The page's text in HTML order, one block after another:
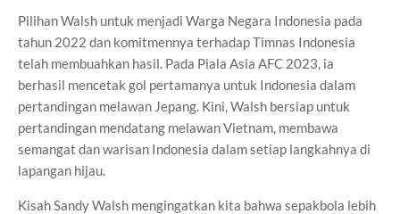
Pilihan Walsh untuk menjadi Warga Negara Indonesia pada
tahun 2022 dan komitmennya terhadap Timnas Indonesia
telah membuahkan hasil. Pada Piala Asia AFC 2023, ia
berhasil mencetak gol pertamanya untuk Indonesia dalam
pertandingan melawan Jepang. Kini, Walsh bersiap untuk
pertandingan mendatang melawan Vietnam, membawa
semangat dan warisan Indonesia dalam setiap langkahnya di
lapangan hijau.
Kisah Sandy Walsh mengingatkan kita bahwa sepakbola lebih